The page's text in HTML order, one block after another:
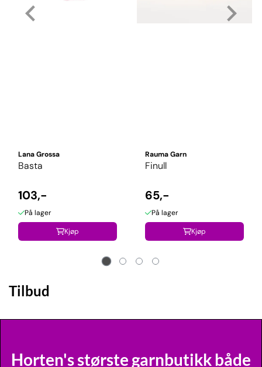
Lana Grossa
Basta
103,-
På lager
Kjøp
Rauma Garn
Finull
65,-
På lager
Kjøp
Tilbud
Horten's største garnbutikk både